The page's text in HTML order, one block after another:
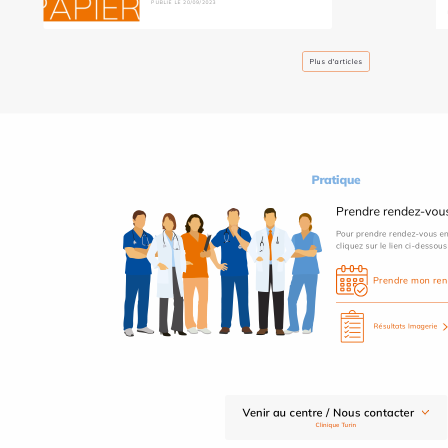
PUBLIÉ LE 20/09/2023
Plus d'articles
Pratique
Prendre rendez-
Pour prendre rendez-vous
cliquez sur le lien ci-
Prendre mon
Résultats Imagerie
Venir au centre / Nous contacter
Clinique Turin